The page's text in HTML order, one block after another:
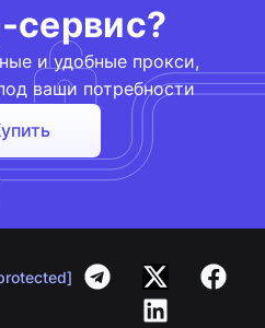
сервис?
и удобные прокси,
ваши потребности